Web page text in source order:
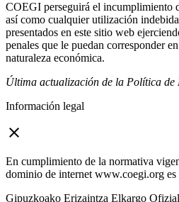
COEGI perseguirá el incumplimiento
así como cualquier utilización
presentados en este sitio web
penales que le puedan corresponder
naturaleza económica.
Última actualización de la Política
Información legal
close
En cumplimiento de la normativa
dominio de internet www.coegi.org es
Gipuzkoako Erizaintza Elkargo